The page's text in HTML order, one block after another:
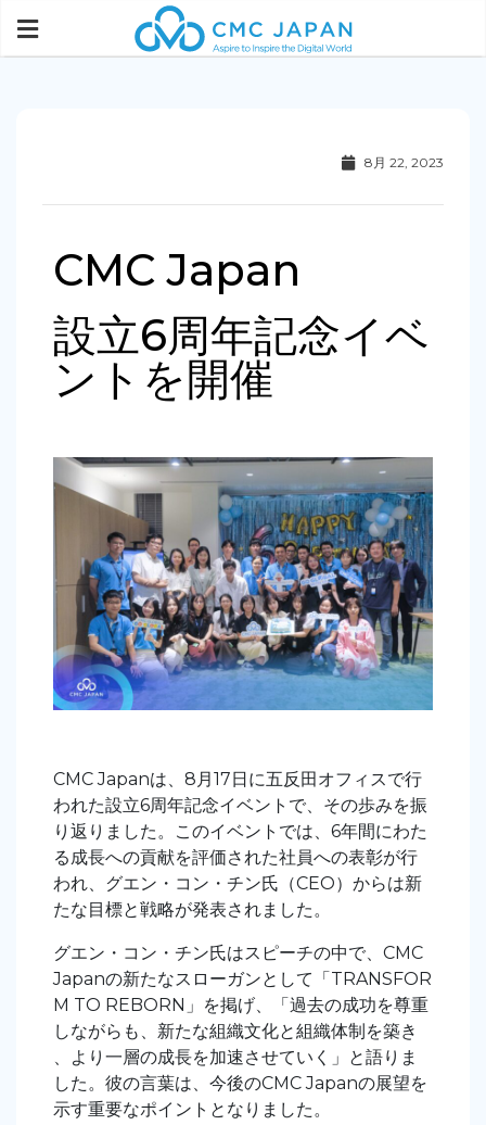
8月 22, 2023
CMC Japan
設立6周年記念イベ
ントを開催
CMC Japanは、8月17日に五反田オフィスで行
われた設立6周年記念イベントで、その歩みを振
り返りました。このイベントでは、6年間にわた
る成長への貢献を評価された社員への表彰が行
われ、グエン・コン・チン氏（CEO）からは新
たな目標と戦略が発表されました。
グエン・コン・チン氏はスピーチの中で、CMC
Japanの新たなスローガンとして「TRANSFOR
M TO REBORN」を掲げ、「過去の成功を尊重
しながらも、新たな組織文化と組織体制を築き
、より一層の成長を加速させていく」と語りま
した。彼の言葉は、今後のCMC Japanの展望を
示す重要なポイントとなりました。